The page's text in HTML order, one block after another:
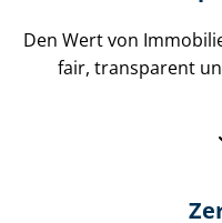
Den Wert von
fair, transparent